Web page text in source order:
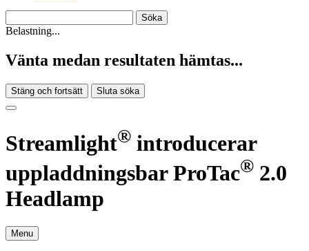
Belastning...
Vänta medan resultaten hämtas...
Stäng och fortsätt Sluta söka
Streamlight® introducerar
uppladdningsbar ProTac® 2.0
Headlamp
Menu